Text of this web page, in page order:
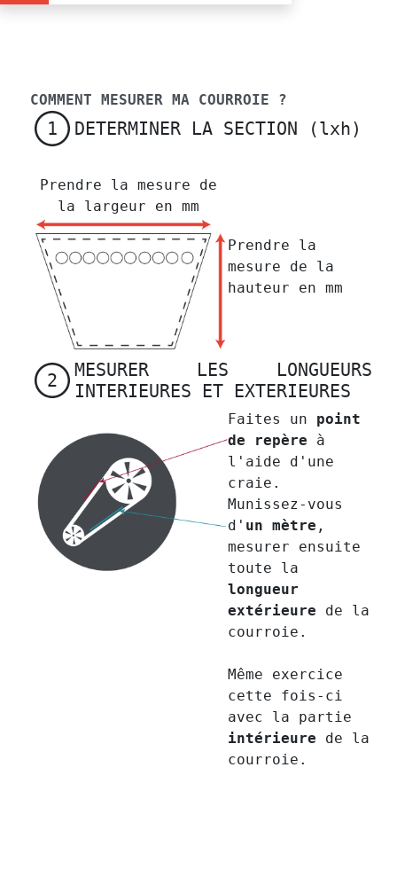
COMMENT MESURER MA COURROIE ?
1 DETERMINER LA SECTION (lxh)
Prendre la mesure de
la largeur en mm
Prendre la
mesure de la
hauteur en mm
2
MESURER LES LONGUEURS
INTERIEURES ET EXTERIEURES
Faites un point
de repère à
l'aide d'une
craie.
Munissez-vous
d' un mètre ,
mesurer ensuite
toute la
longueur
extérieure de la
courroie.
Même exercice
cette fois-ci
avec la partie
intérieure de la
courroie.